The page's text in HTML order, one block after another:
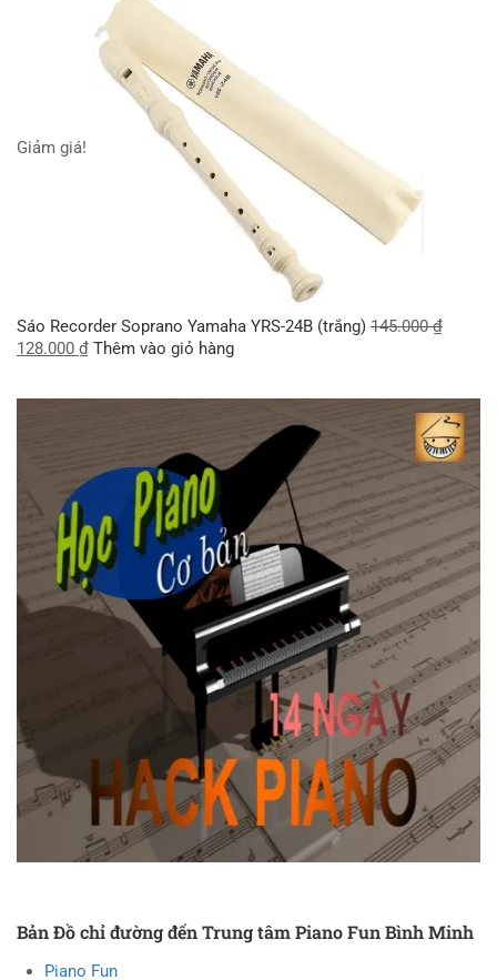
Giảm giá!
Sáo Recorder Soprano Yamaha YRS-24B (trắng) 145.000₫
128.000 ₫ Thêm vào giỏ hàng
Bản Đồ chỉ đường đến Trung tâm Piano Fun Bình Minh
Piano Fun